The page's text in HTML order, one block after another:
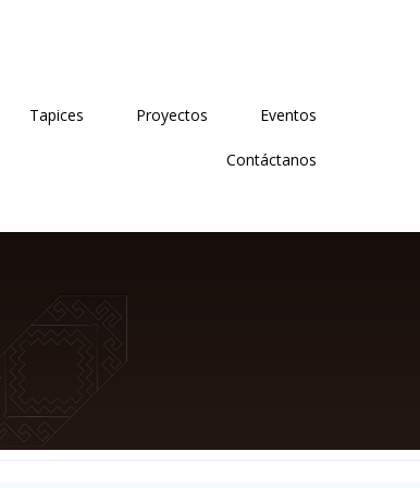
Tapices Proyectos Eventos
Contáctanos